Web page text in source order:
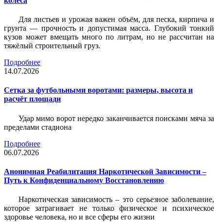
Для листьев и урожая важен объём, для песка, кирпича и
грунта — прочность и допустимая масса. Глубокий тонкий
кузов может вмещать много по литрам, но не рассчитан на
тяжёлый строительный груз.
Подробнее
14.07.2026
Сетка за футбольными воротами: размеры, высота и
расчёт площади
Удар мимо ворот нередко заканчивается поисками мяча за
пределами стадиона
Подробнее
06.07.2026
Анонимная Реабилитация Наркотической Зависимости –
Путь к Конфиденциальному Восстановлению
Наркотическая зависимость – это серьезное заболевание,
которое затрагивает не только физическое и психическое
здоровье человека, но и все сферы его жизни